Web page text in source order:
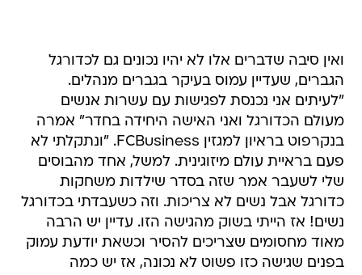
ואין סיבה שדברים אלו לא יהיו נכונים גם לכדורגל
הגברים, שעדיין עמוס בעיקר בגברים מנהלים.
"לעיתים אני נכנסת לפגישות עם עשרות אנשים
מעולם הכדורגל ואני האישה היחידה בחדר" אמרה
בנקרפוט בראיון למגזין FCBusiness. "ונתקלתי לא
פעם בראיית עולם מיזוגינית. למשל, אחד מהבוסים
שלי לשעבר אמר שזה בסדר שילדות משחקות
כדורגל אבל נשים לא צריכות. וזה כשעבדתי בכדורגל
נשים! אז הייתי בשוק מהגישה הזו. עדיין יש הרבה
מאוד מחסומים שצריכים להסיר וכשאת יודעת עמוק
בפנים שגישה כזו פשוט לא נכונה, אז יש כמה